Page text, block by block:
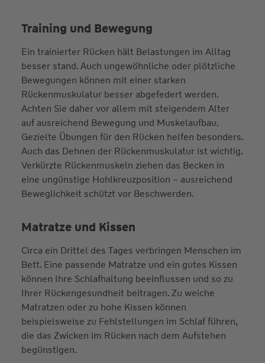
Training und Bewegung
Ein trainierter Rücken hält Belastungen im Alltag
besser stand. Auch ungewöhnliche oder plötzliche
Bewegungen können mit einer starken
Rückenmuskulatur besser abgefedert werden.
Achten Sie daher vor allem mit steigendem Alter
auf ausreichend Bewegung und Muskelaufbau.
Gezielte Übungen für den Rücken helfen besonders.
Auch das Dehnen der Rückenmuskulatur ist wichtig.
Verkürzte Rückenmuskeln ziehen das Becken in
eine ungünstige Hohlkreuzposition – ausreichend
Beweglichkeit schützt vor Beschwerden.
Matratze und Kissen
Circa ein Drittel des Tages verbringen Menschen im
Bett. Eine passende Matratze und ein gutes Kissen
können Ihre Schlafhaltung beeinflussen und so zu
Ihrer Rückengesundheit beitragen. Zu weiche
Matratzen oder zu hohe Kissen können
beispielsweise zu Fehlstellungen im Schlaf führen,
die das Zwicken im Rücken nach dem Aufstehen
begünstigen.